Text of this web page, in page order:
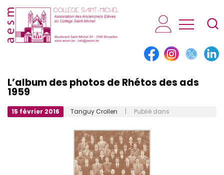
AESM...
L’album des photos de Rhétos des ads
1959
15 février 2016 Tanguy Crollen | Publié dans